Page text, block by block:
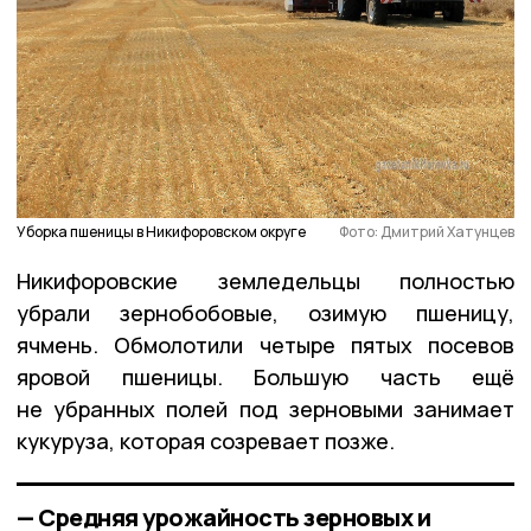
Уборка пшеницы в Никифоровском округе Фото: Дмитрий Хатунцев
Никифоровские земледельцы полностью
убрали зернобобовые, озимую пшеницу,
ячмень. Обмолотили четыре пятых посевов
яровой пшеницы. Большую часть ещё
не убранных полей под зерновыми занимает
кукуруза, которая созревает позже.
— Средняя урожайность зерновых и